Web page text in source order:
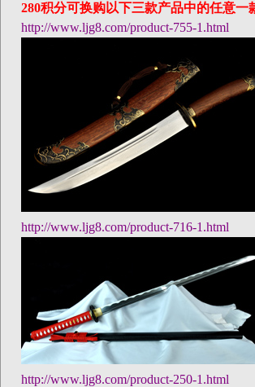
280积分可换购以下三款产品中的任意一
http://www.ljg8.com/product-755-1.html
http://www.ljg8.com/product-716-1.html
http://www.ljg8.com/product-250-1.html